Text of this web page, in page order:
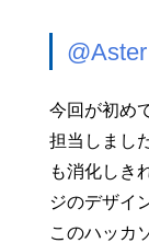
@Aster
今回が初め
担当しまし
も消化しき
ジのデザイ
このハッカ